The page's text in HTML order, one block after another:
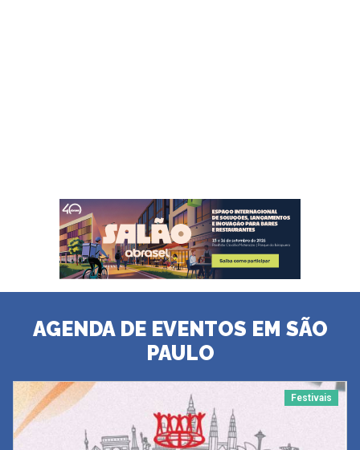
AGENDA DE EVENTOS EM SÃO
PAULO
Festivais